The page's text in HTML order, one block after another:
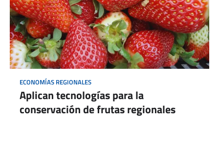
ECONOMÍAS REGIONALES
Aplican tecnologías para la
conservación de frutas regionales